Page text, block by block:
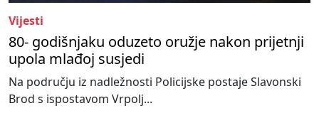
Vijesti
80- godišnjaku oduzeto oružje nakon prijetnji
upola mlađoj susjedi
Na području iz nadležnosti Policijske postaje Slavonski
Brod s ispostavom Vrpolj...